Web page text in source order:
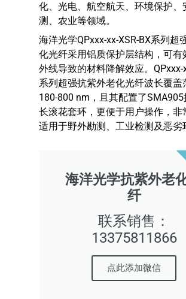
化、光电、航空航天、环境保护、
测、农业等领域。
海洋光学QPxxx-xx-XSR-BX系列超
化光纤采用铝质保护层结构，可有
外线导致的材料降解效应。QPxxx-
系列超强抗紫外老化光纤波长覆盖
180-800 nm，且其配置了SMA905
长滚花套环，更便于用户操作，非
适用于野外勘测、工业检测及恶劣
海洋光学抗紫外老
纤
联系销售：
13375811866
点此添加微信